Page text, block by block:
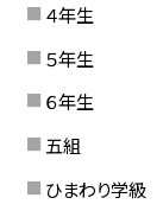
４年生
５年生
６年生
五組
ひまわり学級